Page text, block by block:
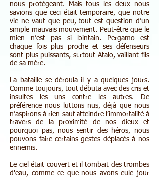
nous protégeant. Mais tous les deux nous
savions que ceci était temporaire, que notre
vie ne vaut que peu, tout est question d’un
simple mauvais mouvement. Peut-être que le
mien n’est pas si lointain. Pergamo est
chaque fois plus proche et ses défenseurs
sont plus puissants, surtout Atalo, vaillant fils
de sa mère.
La bataille se déroula il y a quelques jours.
Comme toujours, tout débuta avec des cris et
insultes les uns contre les autres. De
préférence nous luttons nus, déjà que nous
n’aspirons à rien sauf atteindre l’immortalité à
travers de la proximité de nos dieux et
pourquoi pas, nous sentir des héros, nous
pouvons faire certains gestes déplacés à nos
ennemis.
Le ciel était couvert et il tombait des trombes
d'eau, comme ce que nous avons eule jour